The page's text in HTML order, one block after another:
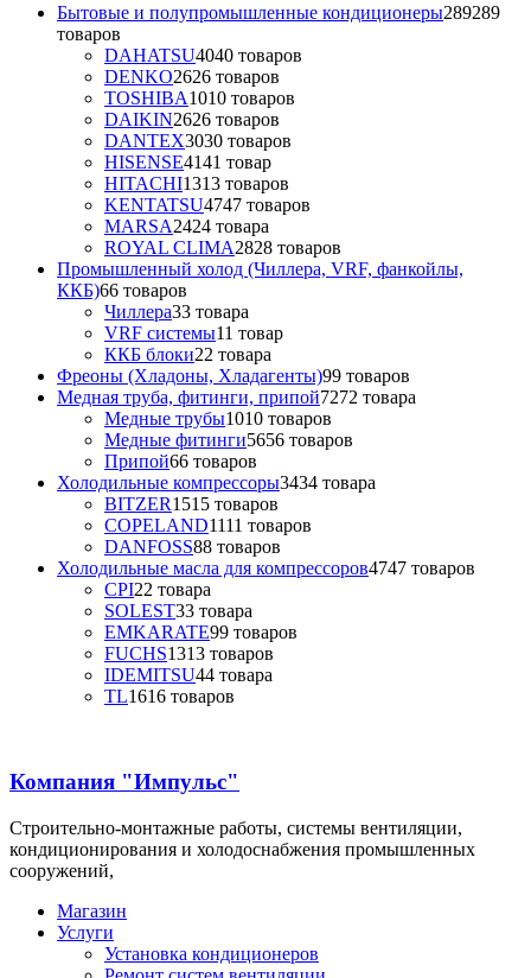
Бытовые и полупромышленные кондиционеры289289
товаров
DAHATSU4040 товаров
DENKO2626 товаров
TOSHIBA1010 товаров
DAIKIN2626 товаров
DANTEX3030 товаров
HISENSE4141 товар
HITACHI1313 товаров
KENTATSU4747 товаров
MARSA2424 товара
ROYAL CLIMA2828 товаров
Промышленный холод (Чиллера, VRF, фанкойлы,
ККБ)66 товаров
Чиллера33 товара
VRF системы11 товар
ККБ блоки22 товара
Фреоны (Хладоны, Хладагенты)99 товаров
Медная труба, фитинги, припой7272 товара
Медные трубы1010 товаров
Медные фитинги5656 товаров
Припой66 товаров
Холодильные компрессоры3434 товара
BITZER1515 товаров
COPELAND1111 товаров
DANFOSS88 товаров
Холодильные масла для компрессоров4747 товаров
CPI22 товара
SOLEST33 товара
EMKARATE99 товаров
FUCHS1313 товаров
IDEMITSU44 товара
TL1616 товаров
Компания "Импульс"
Строительно-монтажные работы, системы вентиляции,
кондиционирования и холодоснабжения промышленных
сооружений,
Магазин
Услуги
Установка кондиционеров